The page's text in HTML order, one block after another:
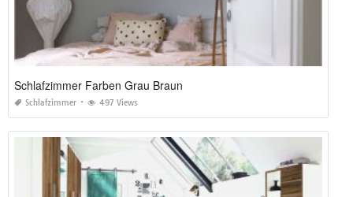
Schlafzimmer Farben Grau Braun
Schlafzimmer 497 Views